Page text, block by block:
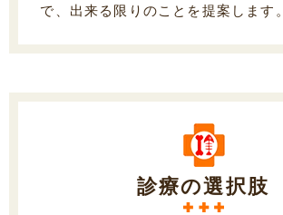
で、出来る限りのことを提案します。
診療の選択肢